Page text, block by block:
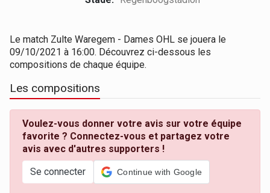
Le match Zulte Waregem - Dames OHL se jouera le
09/10/2021 à 16:00. Découvrez ci-dessous les
compositions de chaque équipe.
Les compositions
Voulez-vous donner votre avis sur votre équipe
favorite ? Connectez-vous et partagez votre
avis avec d'autres supporters !
Se connecter
Continue with Google